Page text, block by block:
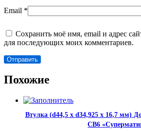
Email *
Сохранить моё имя, email и адрес
для последующих моих комментариев.
Похожие
Втулка (d44,5 x d34,925 x 16,7 мм)
CB6